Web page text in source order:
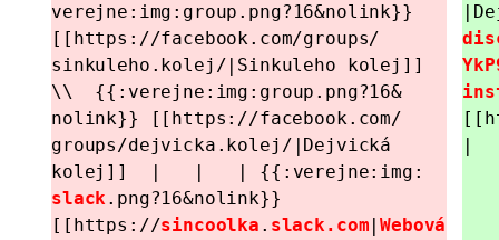
verejne: img: group.png? 16&nolink}}
[[https://facebook.com/groups/
sinkuleho.kolej/ |Sinkuleho kolej]]
\\ {{: verejne: img: group.png?16&
nolink}} [[https://facebook.com/
groups/dejvicka.kolej/ |Dejvická
kolej]]
| {{: verejne: img:
slack .png?16&nolink}}
[[https://sincoolka . slack.com |Webová